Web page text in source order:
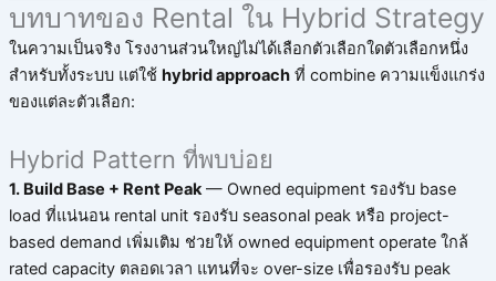
บทบาทของ Rental ใน Hybrid Strategy
ในความเป็นจริง โรงงานส่วนใหญ่ไม่ได้เลือกตัวเลือกใดตัวเลือกหนึ่ง
สำหรับทั้งระบบ แต่ใช้ hybrid approachที่ combine ความแข็งแกร่ง
ของแต่ละตัวเลือก:
Hybrid Pattern ที่พบบ่อย
1. Build Base + Rent Peak— Owned equipment รองรับ base
load ที่แน่นอน rental unit รองรับ seasonal peak หรือ project-
based demand เพิ่มเติม ช่วยให้ owned equipment operate ใกล้
rated capacity ตลอดเวลา แทนที่จะ over-size เพื่อรองรับ peak